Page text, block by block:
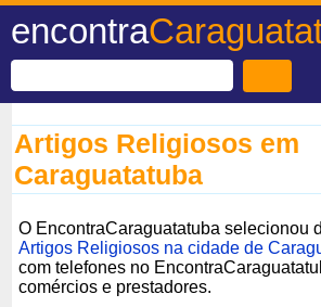
encontra
Artigos Religiosos em
Caraguatatuba
O EncontraCaraguatatuba selecionou
Artigos Religiosos na cidade de
com telefones no
comércios e prestadores.